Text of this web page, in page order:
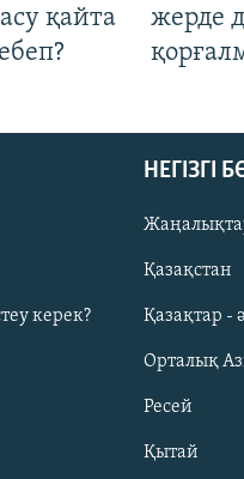
қайта
жерде
керек?
НЕГІЗГІ
Қазақстан
Қазақтар -
Орталық
Ресей
Қытай